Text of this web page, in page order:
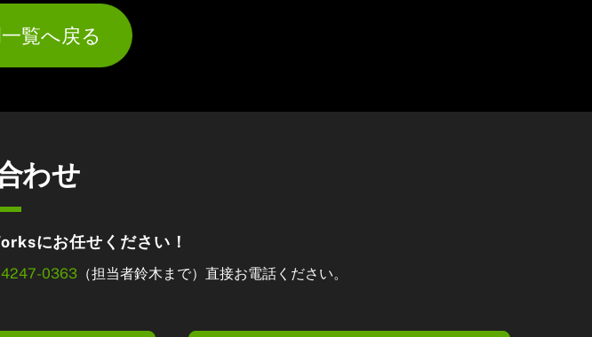
覧へ戻る
わせ
にお任せください！
0363 （担当者鈴木まで）直接お電話ください。